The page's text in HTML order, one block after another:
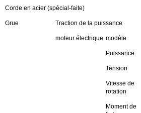
Corde en acier (spécial-faite)
Grue Traction de la puissance
moteur électrique modèle
Puissance
Tension
Vitesse de
rotation
Moment de